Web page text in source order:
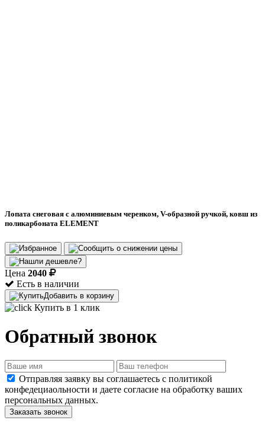
Лопата снеговая с алюминиевым черенком, V-образной ручкой, ковш из
поликарбоната ELEMENT
Цена 2040
Есть в наличии
Добавить в корзину
Купить в 1 клик
Обратный звонок
Отправляя заявку вы соглашаетесь с политикой
конфедециаольности и даете согласие на обработку ваших
персональных данных.
Заказать звонок